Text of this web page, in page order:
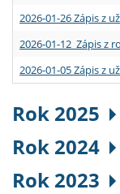
2026-01-26 Zápis z
2026-01-12 Zápis z
2026-01-05 Zápis z
Rok 2025
Rok 2024
Rok 2023